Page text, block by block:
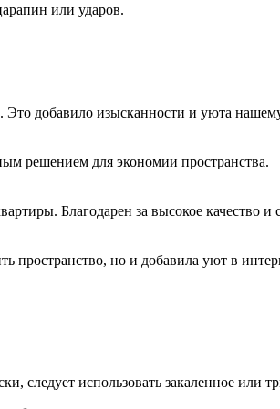
или ударов.
Это добавило изысканности и уюта
решением для экономии пространства.
Благодарен за высокое качество и
пространство, но и добавила уют в
следует использовать закаленное или